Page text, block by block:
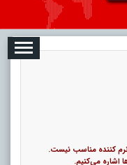
کننده مناسب نیست.
اشاره می‌کنیم.